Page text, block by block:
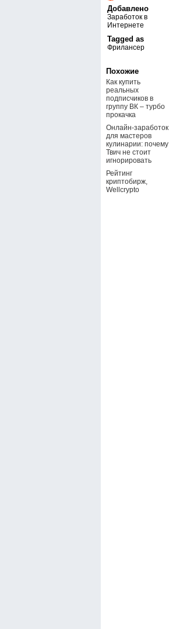
Добавлено
Заработок в
Интернете
Tagged as
Фрилансер
Похожие
Как купить
реальных
подписчиков в
группу ВК – турбо
прокачка
Онлайн-заработок
для мастеров
кулинарии: почему
Твич не стоит
игнорировать
Рейтинг
криптобирж,
Wellcrypto